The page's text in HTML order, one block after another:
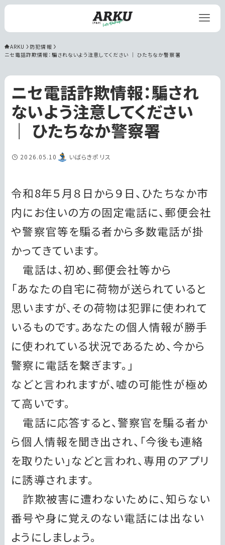
ARKU
防犯情報
ニセ電話詐欺情報：騙されないよう注意してください ｜ ひたちなか警察署
ニセ電話詐欺情報：騙され
ないよう注意してください
｜ ひたちなか警察署
2026.05.10 いばらきポリス
令和8年５月８日から９日、ひたちなか市
内にお住いの方の固定電話に、郵便会社
や警察官等を騙る者から多数電話が掛
かってきています。
電話は、初め、郵便会社等から
「あなたの自宅に荷物が送られていると
思いますが、その荷物は犯罪に使われて
いるものです。あなたの個人情報が勝手
に使われている状況であるため、今から
警察に電話を繋ぎます。」
などと言われますが、嘘の可能性が極め
て高いです。
電話に応答すると、警察官を騙る者か
ら個人情報を聞き出され、「今後も連絡
を取りたい」などと言われ、専用のアプリ
に誘導されます。
詐欺被害に遭わないために、知らない
番号や身に覚えのない電話には出ない
ようにしましょう。